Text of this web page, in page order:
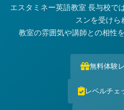
エスタミネー英語教室 長与校で
スンを受けら
教室の雰囲気や講師との相性
無料体験
レベルチェ